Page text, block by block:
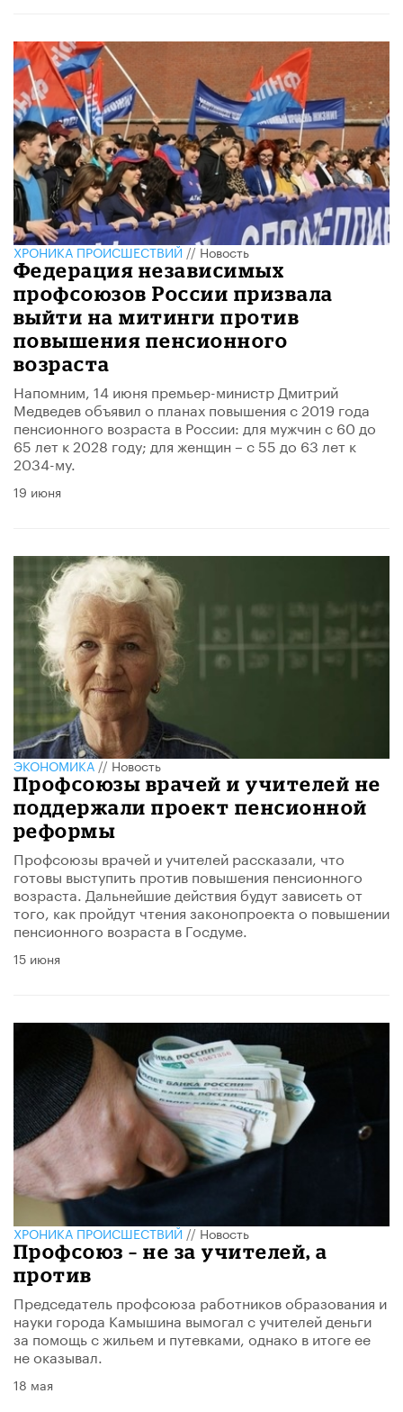
ХРОНИКА ПРОИСШЕСТВИЙ//Новость
Федерация независимых
профсоюзов России призвала
выйти на митинги против
повышения пенсионного
возраста
Напомним, 14 июня премьер-министр Дмитрий
Медведев объявил о планах повышения с 2019 года
пенсионного возраста в России: для мужчин с 60 до
65 лет к 2028 году; для женщин – с 55 до 63 лет к
2034-му.
19 июня
ЭКОНОМИКА//Новость
Профсоюзы врачей и учителей не
поддержали проект пенсионной
реформы
Профсоюзы врачей и учителей рассказали, что
готовы выступить против повышения пенсионного
возраста. Дальнейшие действия будут зависеть от
того, как пройдут чтения законопроекта о повышении
пенсионного возраста в Госдуме.
15 июня
ХРОНИКА ПРОИСШЕСТВИЙ//Новость
Профсоюз – не за учителей, а
против
​Председатель профсоюза работников образования и
науки города Камышина вымогал с учителей деньги
за помощь с жильем и путевками, однако в итоге ее
не оказывал.
18 мая